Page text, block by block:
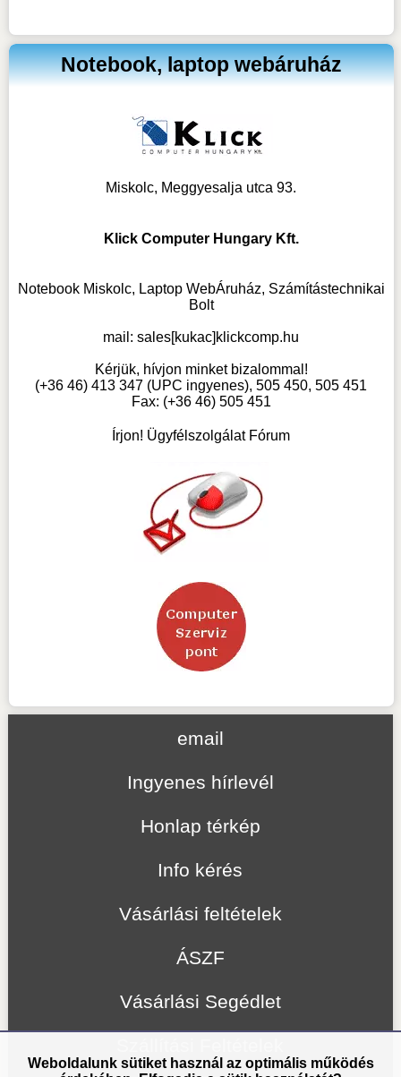
Notebook, laptop webáruház
Miskolc, Meggyesalja utca 93.
Klick Computer Hungary Kft.
Notebook Miskolc, Laptop WebÁruház, Számítástechnikai
Bolt
mail:sales[kukac]klickcomp.hu
Kérjük, hívjon minket bizalommal!
(+36 46) 413 347 (UPC ingyenes), 505 450, 505 451
Fax: (+36 46) 505 451
Írjon! Ügyfélszolgálat Fórum
email
Ingyenes hírlevél
Honlap térkép
Info kérés
Vásárlási feltételek
ÁSZF
Vásárlási Segédlet
Weboldalunk sütiket használ az optimális működés